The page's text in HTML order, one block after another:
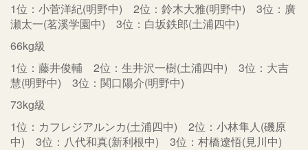
1位：小菅洋紀(明野中) 2位：鈴木大雅(明野中) 3位：廣
瀬太一(茗溪学園中) 3位：白坂鉄郎(土浦四中)
66kg級
1位：藤井俊輔 2位：生井沢一樹(土浦四中) 3位：大吉
慧(明野中) 3位：関口陽介(明野中)
73kg級
1位：カフレジアルンカ(土浦四中) 2位：小林隼人(磯原
中) 3位：八代和真(新利根中) 3位：村橋遼悟(見川中)